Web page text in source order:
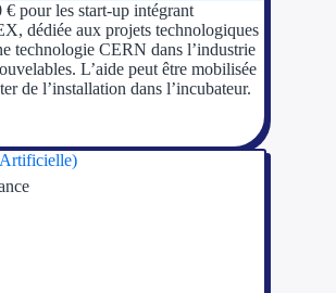
Appel à projet
Avance
Garantie
pour les start-up intégrant
dédiée aux projets technologiques
technologie CERN dans l’industrie
L’aide peut être mobilisée
de l’installation dans l’incubateur.